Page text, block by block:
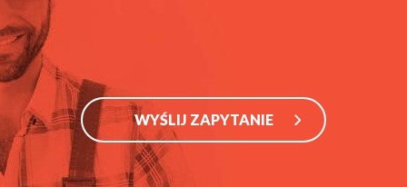
WYŚLIJ ZAPYTANIE